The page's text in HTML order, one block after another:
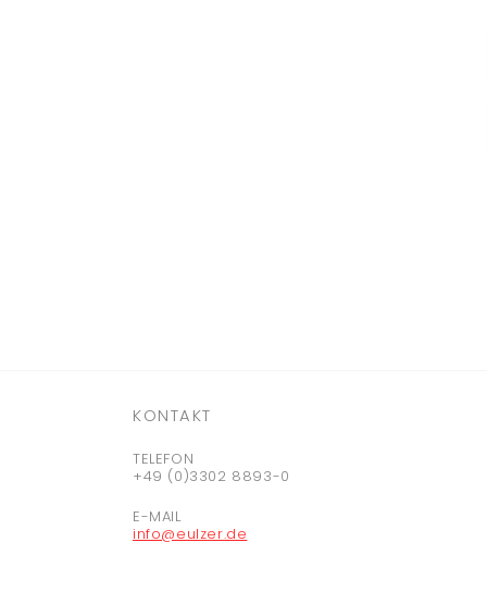
KONTAKT
TELEFON
+49 (0)3302 8893-0
E-MAIL
info@eulzer.de